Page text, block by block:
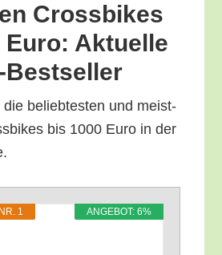
Cross­bikes
Euro: Aktu­el­le
Bestseller
die belieb­tes­ten und meist­
bis 1000 Euro in der
ANGE­BOT: 6%
1